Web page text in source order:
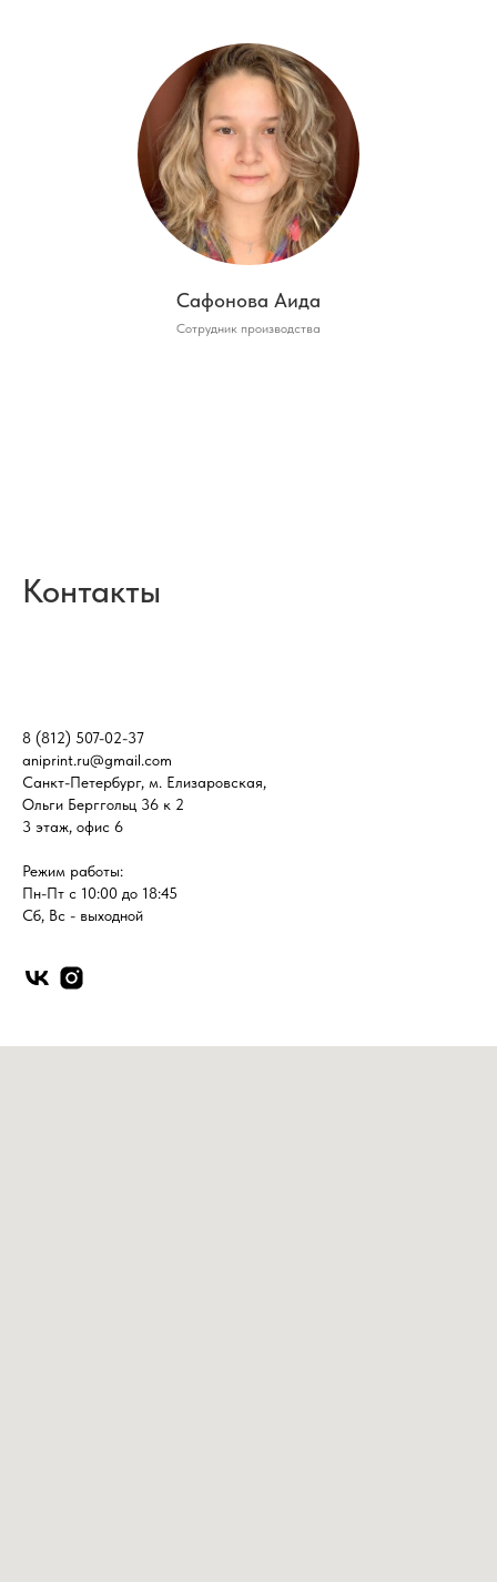
Сафонова Аида
Сотрудник производства
Контакты
8 (812) 507-02-37
aniprint.ru@gmail.com
Санкт-Петербург, м. Елизаровская,
Ольги Берггольц 36 к 2
3 этаж, офис 6
Режим работы:
Пн-Пт с 10:00 до 18:45
Сб, Вс - выходной